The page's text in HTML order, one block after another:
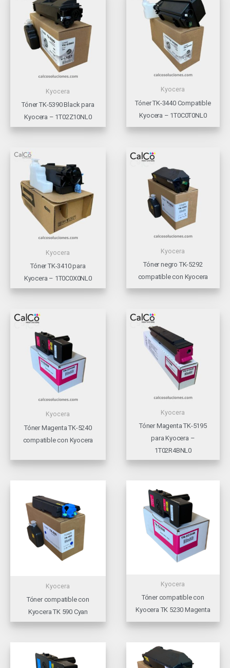
Kyocera
Tóner TK-5390 Black para
Kyocera – 1T02Z10NL0
Kyocera
Tóner TK-3440 Compatible
Kyocera – 1T0C0T0NL0
Kyocera
Tóner TK-3410 para
Kyocera – 1T0C0X0NL0
Kyocera
Tóner negro TK-5292
compatible con Kyocera
Kyocera
Tóner Magenta TK-5240
compatible con Kyocera
Kyocera
Tóner Magenta TK-5195
para Kyocera –
1T02R4BNL0
Kyocera
Tóner compatible con
Kyocera TK 590 Cyan
Kyocera
Tóner compatible con
Kyocera TK 5230 Magenta